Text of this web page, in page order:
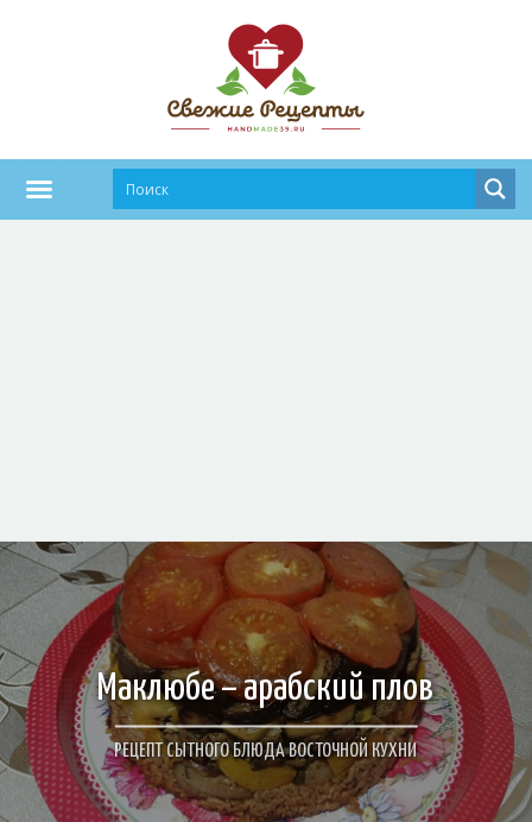
Маклюбе – арабский плов
РЕЦЕПТ СЫТНОГО БЛЮДА ВОСТОЧНОЙ КУХНИ